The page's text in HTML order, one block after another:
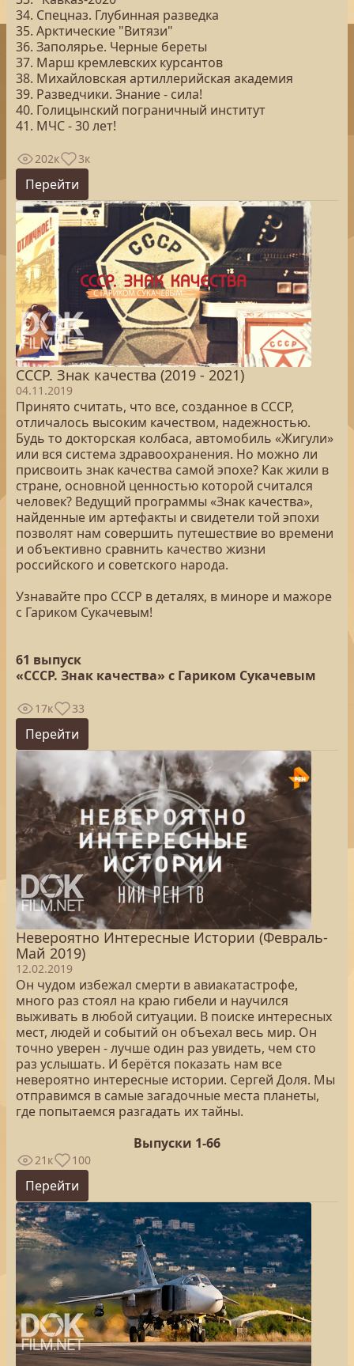
34. Спецназ. Глубинная разведка
35. Арктические "Витязи"
36. Заполярье. Черные береты
37. Марш кремлевских курсантов
38. Михайловская артиллерийская академия
39. Разведчики. Знание - сила!
40. Голицынский пограничный институт
41. МЧС - 30 лет!
202к 3к
Перейти
СССР. Знак качества (2019 - 2021)
04.11.2019
Принято считать, что все, созданное в СССР,
отличалось высоким качеством, надежностью.
Будь то докторская колбаса, автомобиль «Жигули»
или вся система здравоохранения. Но можно ли
присвоить знак качества самой эпохе? Как жили в
стране, основной ценностью которой считался
человек? Ведущий программы «Знак качества»,
найденные им артефакты и свидетели той эпохи
позволят нам совершить путешествие во времени
и объективно сравнить качество жизни
российского и советского народа.
Узнавайте про СССР в деталях, в миноре и мажоре
с Гариком Сукачевым!
61 выпуск
«СССР. Знак качества» с Гариком Сукачевым
17к 33
Перейти
Невероятно Интересные Истории (Февраль-
Май 2019)
12.02.2019
Он чудом избежал смерти в авиакатастрофе,
много раз стоял на краю гибели и научился
выживать в любой ситуации. В поиске интересных
мест, людей и событий он объехал весь мир. Он
точно уверен - лучше один раз увидеть, чем сто
раз услышать. И берётся показать нам все
невероятно интересные истории. Сергей Доля. Мы
отправимся в самые загадочные места планеты,
где попытаемся разгадать их тайны.
Выпуски 1-66
21к 100
Перейти